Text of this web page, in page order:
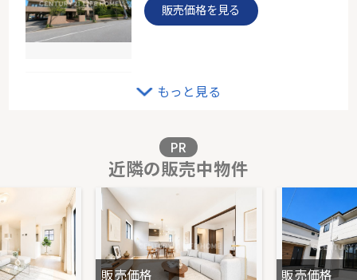
販売価格を見る
販売価格を見る
日神デュオステージ三ツ沢公園
1階｜1LDK｜50.17㎡｜西
販売価格を見る
もっと見る
PR
近隣の販売中物件
販売価格 販売価格